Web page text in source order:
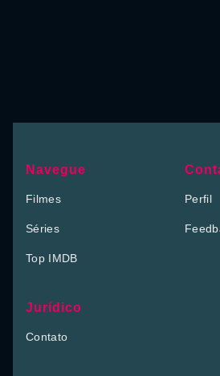
Navegue
Filmes
Séries
Top IMDB
Perfil
Jurídico
Contato